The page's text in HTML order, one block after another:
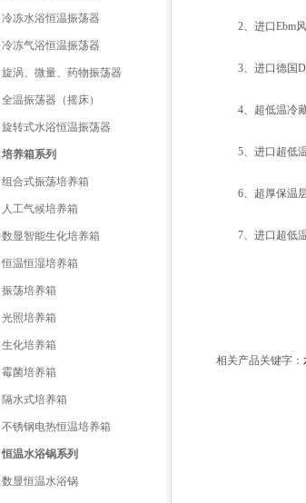
冷冻水浴恒温振荡器
冷冻气浴恒温振荡器
旋涡、微量、药物振荡器
全温振荡器（摇床）
旋转式水浴恒温振荡器
培养箱系列
组合式振荡培养箱
人工气候培养箱
数显智能生化培养箱
恒温恒湿培养箱
振荡培养箱
光照培养箱
生化培养箱
霉菌培养箱
隔水式培养箱
不锈钢电热恒温培养箱
恒温水浴锅系列
数显恒温水浴锅
2、进口Ebm风
3、进口德国
4、超低温冷藏
5、进口超低温
6、超厚保温层
7、进口超低温
相关产品关键字：